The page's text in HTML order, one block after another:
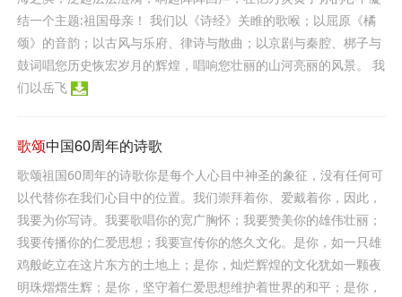
结一个主题:祖国母亲！ 我们以《诗经》关睢的歌喉；以屈原《橘
颂》的音韵；以古风与乐府、律诗与散曲；以京剧与秦腔、梆子与
鼓词唱您历史恢宏岁月的辉煌，唱响您壮丽的山河亮丽的风景。 我
们以岳飞
歌颂中国60周年的诗歌
歌颂祖国60周年的诗歌你是每个人心目中神圣的象征，没有任何可
以代替你在我们心目中的位置。我们崇拜着你、爱戴着你，因此，
我要为你写诗。我要歌唱你的宽广胸怀；我要赞美你的雄伟壮丽；
我要传播你的仁爱思想；我要宣传你的悠久文化。是你，如一只雄
鸡般屹立在这片东方的土地上；是你，灿烂辉煌的文化犹如一颗夜
明珠熠熠生辉；是你，坚守着仁爱思想维护着世界的和平；是你，